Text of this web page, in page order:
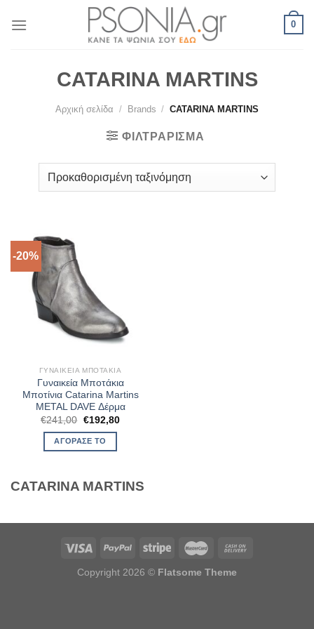
0
CATARINA MARTINS
Αρχική σελίδα / Brands / CATARINA MARTINS
ΦΙΛΤΡΆΡΙΣΜΑ
-20%
ΓΥΝΑΙΚΕΊΑ ΜΠΟΤΆΚΙΑ
Γυναικεία Μποτάκια
Μποτίνια Catarina Martins
METAL DAVE Δέρμα
€241,00 Original
was:
€241,00.
€192,80Η
ΑΓΌΡΑΣΈ ΤΟ
CATARINA MARTINS
Copyright 2026 © Flatsome Theme